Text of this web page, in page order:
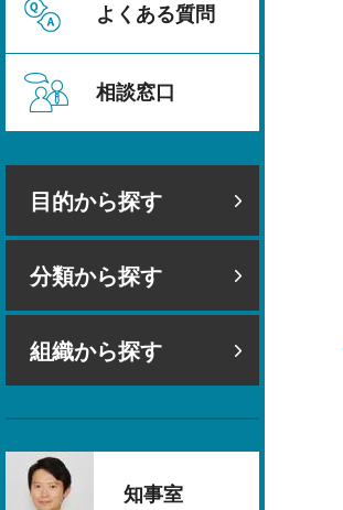
よくある質問
相談窓口
目的から探す
分類から探す
組織から探す
知事室